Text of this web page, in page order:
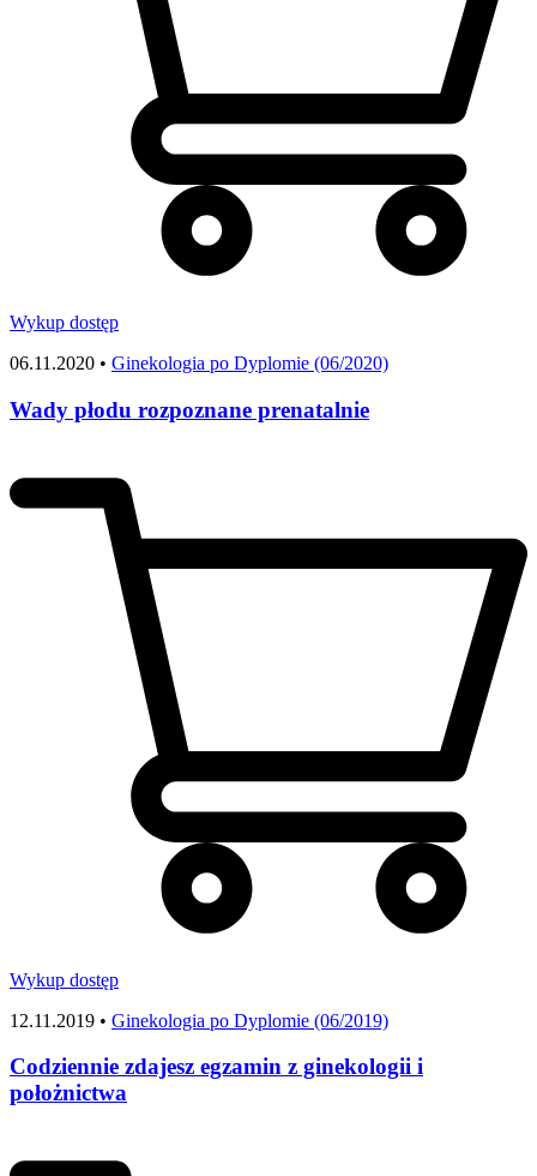
Wykup dostęp
06.11.2020 • Ginekologia po Dyplomie (06/2020)
Wady płodu rozpoznane prenatalnie
Wykup dostęp
12.11.2019 • Ginekologia po Dyplomie (06/2019)
Codziennie zdajesz egzamin z ginekologii i
położnictwa